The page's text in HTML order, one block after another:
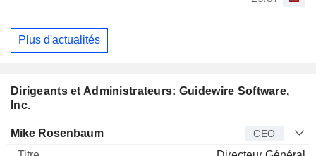
Plus d'actualités
Dirigeants et Administrateurs: Guidewire Software,
Inc.
Dirigeant Titre Age
Mike Rosenbaum CEO